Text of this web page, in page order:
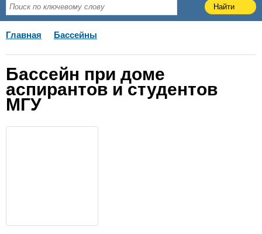
Главная Бассейны
Бассейн при доме
аспирантов и студентов
МГУ